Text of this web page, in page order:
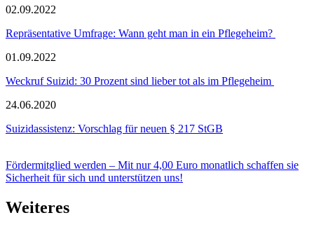
02.09.2022
Repräsentative Umfrage: Wann geht man in ein Pflegeheim?
01.09.2022
Weckruf Suizid: 30 Prozent sind lieber tot als im Pflegeheim
24.06.2020
Suizidassistenz: Vorschlag für neuen § 217 StGB
Fördermitglied werden – Mit nur 4,00 Euro monatlich schaffen sie
Sicherheit für sich und unterstützen uns!
Weiteres